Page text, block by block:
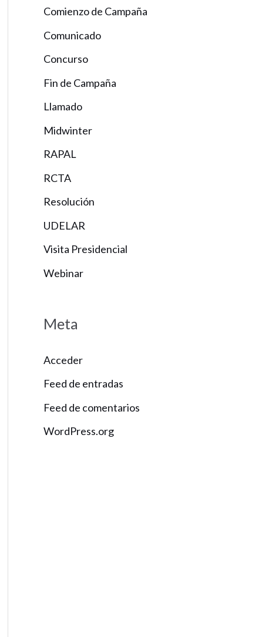
Comienzo de Campaña
Comunicado
Concurso
Fin de Campaña
Llamado
Midwinter
RAPAL
RCTA
Resolución
UDELAR
Visita Presidencial
Webinar
Meta
Acceder
Feed de entradas
Feed de comentarios
WordPress.org